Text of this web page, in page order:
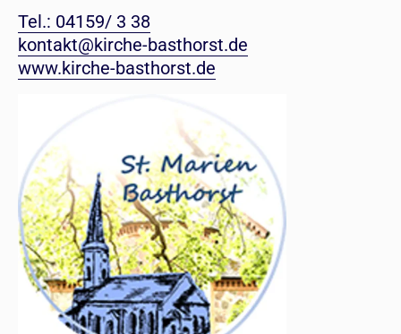
Tel.: 04159/ 3 38
kontakt@kirche-basthorst.de
www.kirche-basthorst.de